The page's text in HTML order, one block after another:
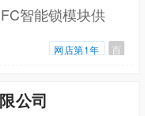
智能锁模块供
网店第1年 百
公司